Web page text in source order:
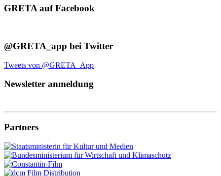
GRETA auf Facebook
@GRETA_app bei Twitter
Tweets von @GRETA_App
Newsletter anmeldung
Partners